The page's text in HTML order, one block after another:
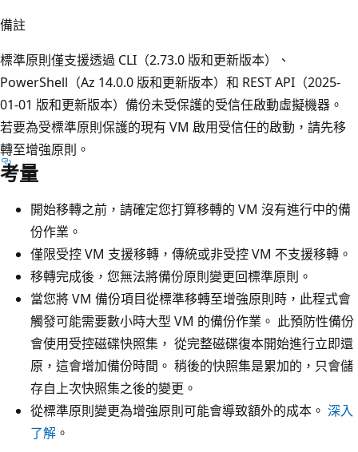
備註
標準原則僅支援透過 CLI（2.73.0 版和更新版本）、
PowerShell（Az 14.0.0 版和更新版本）和 REST API（2025-
01-01 版和更新版本）備份未受保護的受信任啟動虛擬機器。
若要為受標準原則保護的現有 VM 啟用受信任的啟動，請先移
轉至增強原則。
考量
開始移轉之前，請確定您打算移轉的 VM 沒有進行中的備
份作業。
僅限受控 VM 支援移轉，傳統或非受控 VM 不支援移轉。
移轉完成後，您無法將備份原則變更回標準原則。
當您將 VM 備份項目從標準移轉至增強原則時，此程式會
觸發可能需要數小時大型 VM 的備份作業。 此預防性備份
會使用受控磁碟快照集， 從完整磁碟復本開始進行立即還
原，這會增加備份時間。 稍後的快照集是累加的，只會儲
存自上次快照集之後的變更。
從標準原則變更為增強原則可能會導致額外的成本。 深入
了解 。